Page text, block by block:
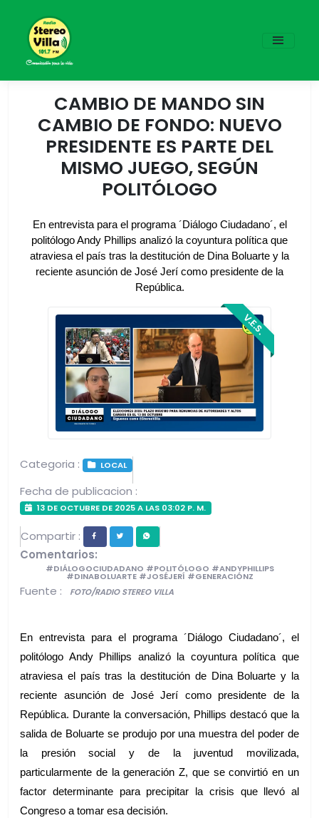
CAMBIO DE MANDO SIN
CAMBIO DE FONDO: NUEVO
PRESIDENTE ES PARTE DEL
MISMO JUEGO, SEGÚN
POLITÓLOGO
En entrevista para el programa ´Diálogo Ciudadano´, el
politólogo Andy Phillips analizó la coyuntura política que
atraviesa el país tras la destitución de Dina Boluarte y la
reciente asunción de José Jerí como presidente de la
República.
V.E.S.
Categoria : LOCAL
Fecha de publicacion :
13 DE OCTUBRE DE 2025 A LAS 03:02 P. M.
Compartir :
Comentarios:
#DIÁLOGOCIUDADANO #POLITÓLOGO #ANDYPHILLIPS
#DINABOLUARTE #JOSÉJERÍ #GENERACIÓNZ
Fuente : FOTO/RADIO STEREO VILLA
En entrevista para el programa ´Diálogo Ciudadano´, el
politólogo Andy Phillips analizó la coyuntura política que
atraviesa el país tras la destitución de Dina Boluarte y la
reciente asunción de José Jerí como presidente de la
República. Durante la conversación, Phillips destacó que la
salida de Boluarte se produjo por una muestra del poder de
la presión social y de la juventud movilizada,
particularmente de la generación Z, que se convirtió en un
factor determinante para precipitar la crisis que llevó al
Congreso a tomar esa decisión.